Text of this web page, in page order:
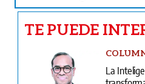
TE PUEDE
La